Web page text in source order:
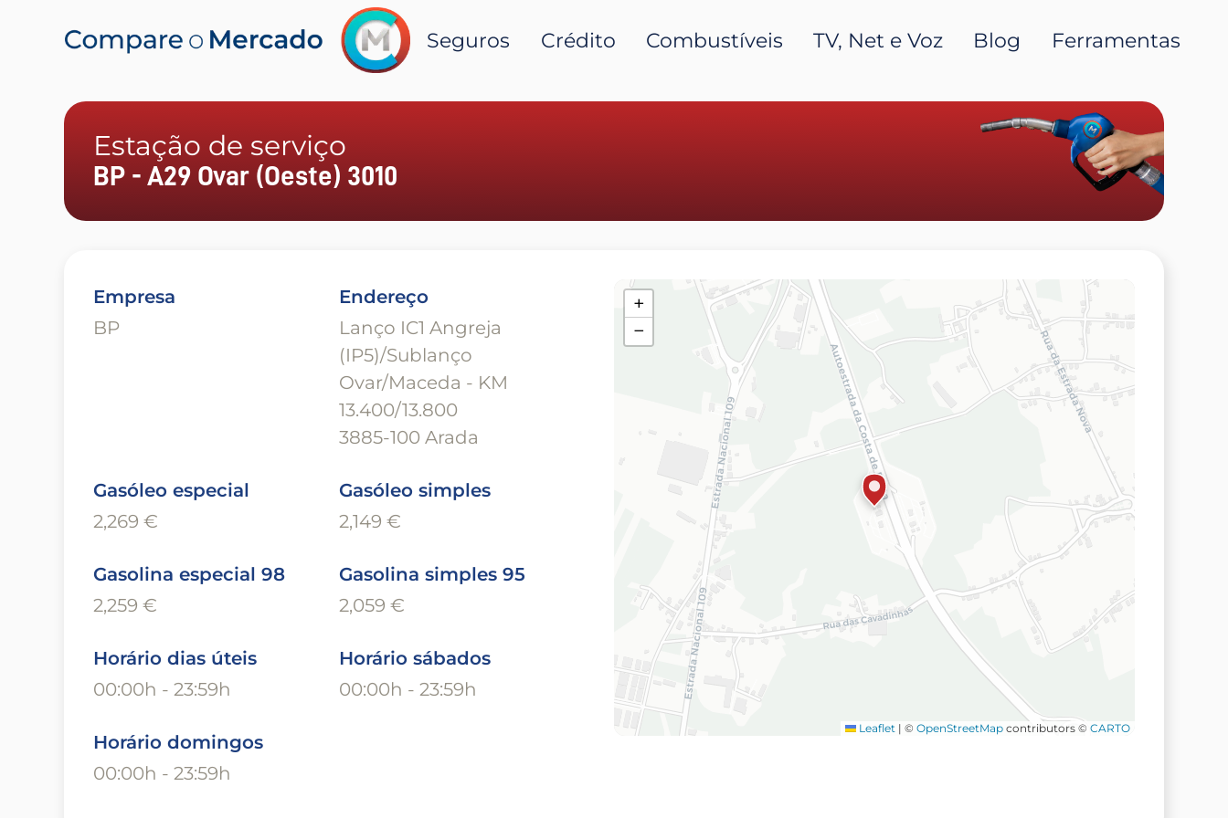
Seguros Crédito Combustíveis TV, Net e Voz Blog Ferramentas
Estação de serviço
BP - A29 Ovar (Oeste) 3010
Empresa
BP
Endereço
Lanço IC1 Angreja
(IP5)/Sublanço
Ovar/Maceda - KM
13.400/13.800
3885-100 Arada
Gasóleo especial
2,269 €
Gasóleo simples
2,149 €
Gasolina especial 98
2,259 €
Gasolina simples 95
2,059 €
Horário dias úteis
00:00h - 23:59h
Horário sábados
00:00h - 23:59h
Horário domingos
00:00h - 23:59h
+
−
Leaflet | © OpenStreetMap contributors © CARTO